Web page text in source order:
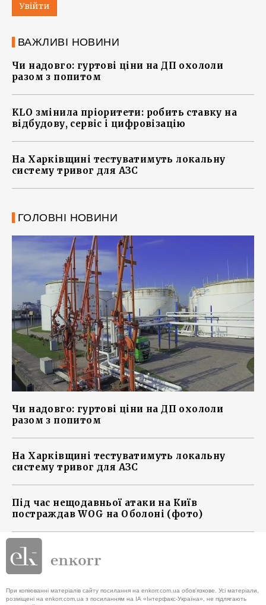
Увійти
ВАЖЛИВІ НОВИНИ
Чи надовго: гуртові ціни на ДП охололи
разом з попитом
KLO змінила пріоритети: робить ставку на
відбудову, сервіс і цифровізацію
На Харківщині тестуватимуть локальну
систему тривог для АЗС
ГОЛОВНІ НОВИНИ
Чи надовго: гуртові ціни на ДП охололи
разом з попитом
На Харківщині тестуватимуть локальну
систему тривог для АЗС
Під час нещодавньої атаки на Київ
постраждав WOG на Оболоні (фото)
При копіюванні матеріалів сайту посилання на enkorr.com.ua обов'язкове. Усі матеріали,
розміщені на enkorr.com.ua з посиланням на ІА «Інтерфакс-Україна», не підлягають